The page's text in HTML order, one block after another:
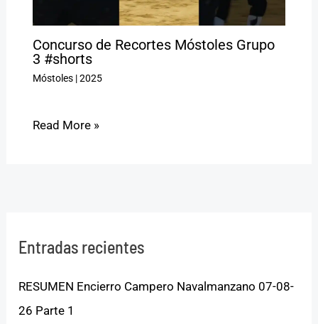
Concurso de Recortes Móstoles Grupo
3 #shorts
Móstoles|2025
Read More »
Entradas recientes
RESUMEN Encierro Campero Navalmanzano 07-08-
26 Parte 1